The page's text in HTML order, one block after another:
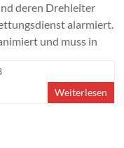
deren Drehleiter
alarmiert.
und muss in
Weiterlesen